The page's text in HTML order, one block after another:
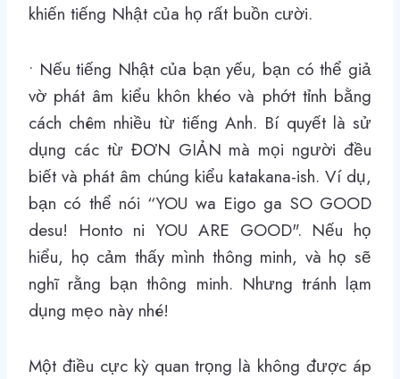
khiến tiếng Nhật của họ rất buồn cười.
• Nếu tiếng Nhật của bạn yếu, bạn có thể giả
vờ phát âm kiểu khôn khéo và phớt tỉnh bằng
cách chêm nhiều từ tiếng Anh. Bí quyết là sử
dụng các từ ĐƠN GIẢN mà mọi người đều
biết và phát âm chúng kiểu katakana-ish. Ví dụ,
bạn có thể nói “YOU wa Eigo ga SO GOOD
desu! Honto ni YOU ARE GOOD". Nếu họ
hiểu, họ cảm thấy mình thông minh, và họ sẽ
nghĩ rằng bạn thông minh. Nhưng tránh lạm
dụng mẹo này nhé!
Một điều cực kỳ quan trọng là không được áp